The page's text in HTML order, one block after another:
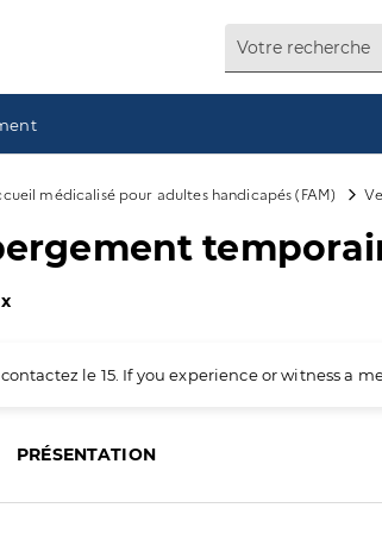
médicalisé pour adultes handicapés (FAM)
le 15. If you experience or witness a
PRÉSENTATION